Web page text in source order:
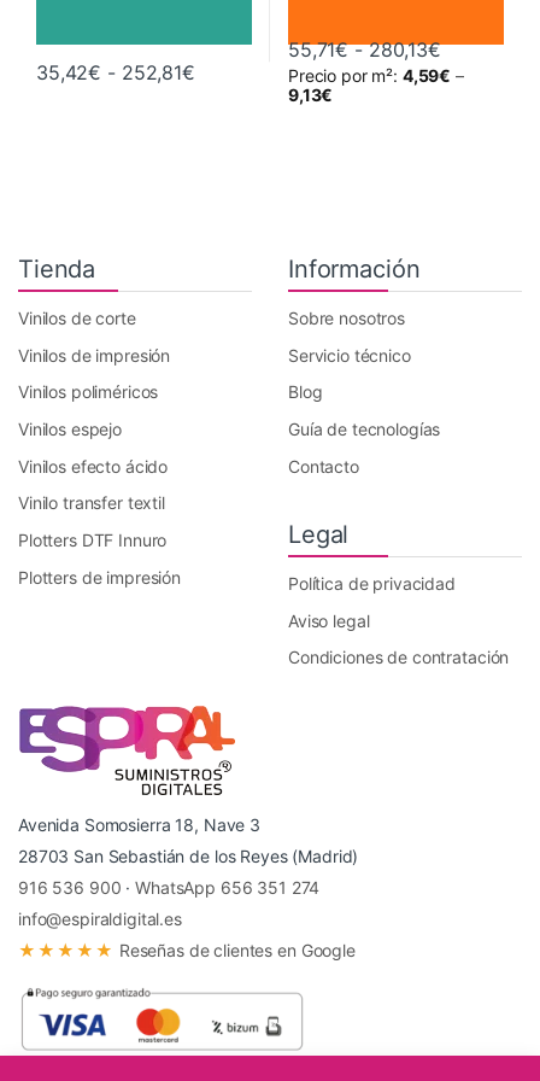
35,42€ - 252,81€Rango de precios: desde 35,42€
Este producto tiene múltiples variantes. Las opciones se
55,71€ - 280,13€Rango de
Precio por m²: 4,59€ –
9,13€
Este producto tiene múltiples
Tienda
Vinilos de corte
Vinilos de impresión
Vinilos poliméricos
Vinilos espejo
Vinilos efecto ácido
Vinilo transfer textil
Plotters DTF Innuro
Plotters de impresión
Información
Sobre nosotros
Servicio técnico
Blog
Guía de tecnologías
Contacto
Legal
Política de privacidad
Aviso legal
Condiciones de contratación
Avenida Somosierra 18, Nave 3
28703 San Sebastián de los Reyes (Madrid)
916 536 900 ·WhatsApp 656 351 274
info@espiraldigital.es
★★★★★ Reseñas de clientes en Google